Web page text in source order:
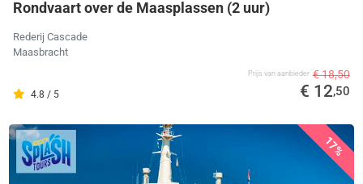
Rondvaart over de Maasplassen (2 uur)
Rederij Cascade
Maasbracht
4.8 / 5
Prijs van aanbieder € 18,50
€ 12,50
17%